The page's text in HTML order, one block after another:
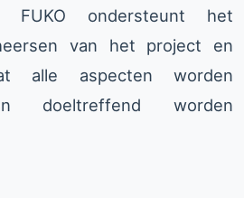
FUKO ondersteunt het
van het project en
alle aspecten worden
doeltreffend worden